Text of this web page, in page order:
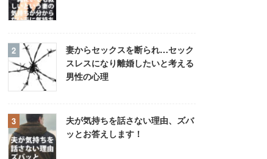
妻からセックスを断られ…セック
スレスになり離婚したいと考える
男性の心理
夫が気持ちを話さない理由、ズバ
ッとお答えします！